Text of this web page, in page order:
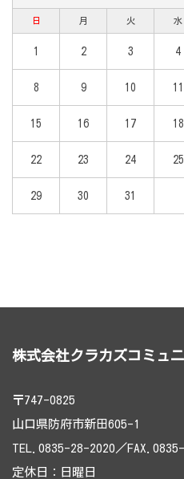
日 月 火 水
1 2 3 4
8 9 10 11
15 16 17 18
22 23 24 25
29 30 31
株式会社クラカズコミュ
〒747-0825
山口県防府市新田605-1
TEL.0835-28-2020／
定休日：日曜日